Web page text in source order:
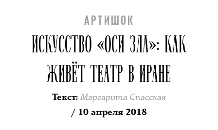
АРТИШОК
ИСКУССТВО «ОСИ ЗЛА»: КАК
ЖИВЁТ ТЕАТР В ИРАНЕ
Текст: Маргарита Спасская
/ 10 апреля 2018